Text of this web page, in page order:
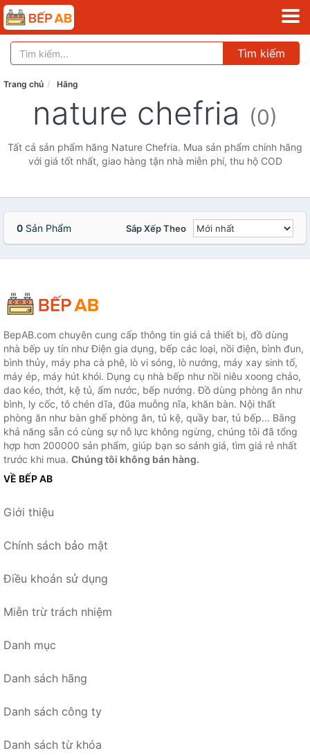
Tìm kiếm
Trang chủ Hãng
nature chefria (0)
Tất cả sản phẩm hãng Nature Chefria. Mua sản phẩm chính hãng
với giá tốt nhất, giao hàng tận nhà miễn phí, thu hộ COD
0 Sản Phẩm Sắp Xếp Theo
BepAB.com chuyên cung cấp thông tin giá cả thiết bị, đồ dùng
nhà bếp uy tín như Điện gia dụng, bếp các loại, nồi điện, bình đun,
bình thủy, máy pha cà phê, lò vi sóng, lò nướng, máy xay sinh tố,
máy ép, máy hút khói. Dụng cụ nhà bếp như nồi niêu xoong chảo,
dao kéo, thớt, kệ tủ, ấm nước, bếp nướng. Đồ dùng phòng ăn như
bình, ly cốc, tô chén dĩa, đũa muỗng nĩa, khăn bàn. Nội thất
phòng ăn như bàn ghế phòng ăn, tủ kệ, quầy bar, tủ bếp... Bằng
khả năng sẵn có cùng sự nỗ lực không ngừng, chúng tôi đã tổng
hợp hơn 200000 sản phẩm, giúp bạn so sánh giá, tìm giá rẻ nhất
trước khi mua. Chúng tôi không bán hàng.
VỀ BẾP AB
Giới thiệu
Chính sách bảo mật
Điều khoản sử dụng
Miễn trừ trách nhiệm
Danh mục
Danh sách hãng
Danh sách công ty
Danh sách từ khóa